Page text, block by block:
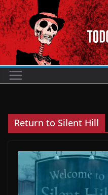
Saltar
al
contenido
Return to Silent Hill